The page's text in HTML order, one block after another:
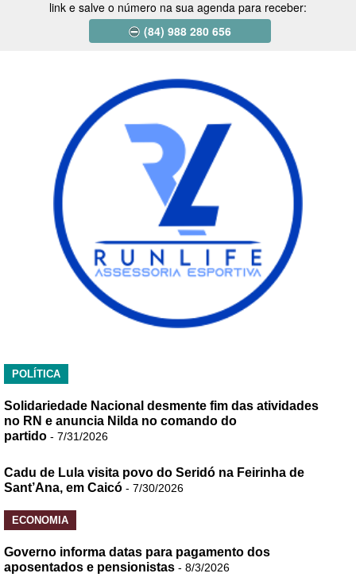
link e salve o número na sua agenda para receber:
(84) 988 280 656
POLÍTICA
Solidariedade Nacional desmente fim das atividades
no RN e anuncia Nilda no comando do
partido - 7/31/2026
Cadu de Lula visita povo do Seridó na Feirinha de
Sant’Ana, em Caicó - 7/30/2026
ECONOMIA
Governo informa datas para pagamento dos
aposentados e pensionistas - 8/3/2026